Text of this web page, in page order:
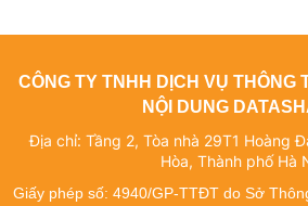
CÔNG TY TNHH DỊCH VỤ THÔNG
NỘI DUNG
Địa chỉ: Tầng 2, Tòa nhà 29T1 Hoàng
Hòa, Thành phố Hà
Giấy phép số: 4940/GP-TTĐT do Sở